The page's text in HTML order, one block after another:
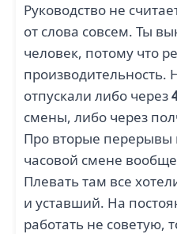
Руководство не
от слова совсем. Ты
человек, потому что
отпускали либо через
смены, либо через
Про вторые перерывы
часовой смене
Плевать там все
и уставший. На
работать не советую,